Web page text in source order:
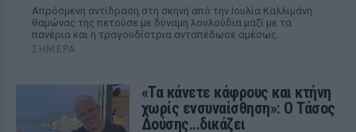
Απρόσμενη αντίδραση στη σκηνή από την Ιουλία Καλλιμάνη:
θαμώνας της πετούσε με δύναμη λουλούδια μαζί με τα
πανέρια και η τραγουδίστρια ανταπέδωσε αμέσως.
ΣΉΜΕΡΑ
«Τα κάνετε κάφρους και κτήνη
χωρίς ενσυναίσθηση»: Ο Τάσος
Δούσης...δικάζει